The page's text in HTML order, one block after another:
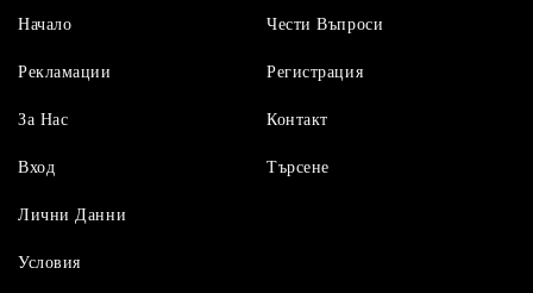
Начало
Рекламации
За Нас
Вход
Чести Въпроси
Регистрация
Контакт
Търсене
Лични Данни
Условия